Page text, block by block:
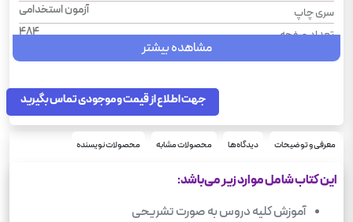
سری چاپ
آزمون استخدامی
تعداد صفحه
484
مشاهده بیشتر
جهت اطلاع از قیمت و موجودی تماس بگیرید
معرفی و توضیحات دیدگاه‌ها محصولات مشابه محصولات نویسنده
این کتاب شامل موارد زیر می‌باشد:
آموزش کلیه دروس به صورت تشریحی